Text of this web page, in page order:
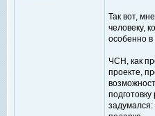
Так вот,
человеку,
особенно в
ЧСН, как
проекте,
задумался: